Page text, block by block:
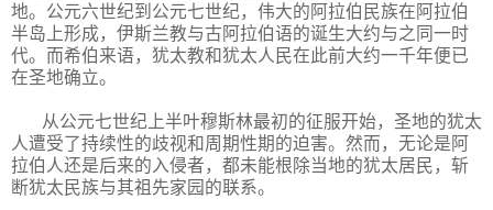
地。公元六世纪到公元七世纪，伟大的阿拉伯民族在阿拉伯
半岛上形成，伊斯兰教与古阿拉伯语的诞生大约与之同一时
代。而希伯来语，犹太教和犹太人民在此前大约一千年便已
在圣地确立。
从公元七世纪上半叶穆斯林最初的征服开始，圣地的犹太
人遭受了持续性的歧视和周期性期的迫害。然而，无论是阿
拉伯人还是后来的入侵者，都未能根除当地的犹太居民，斩
断犹太民族与其祖先家园的联系。